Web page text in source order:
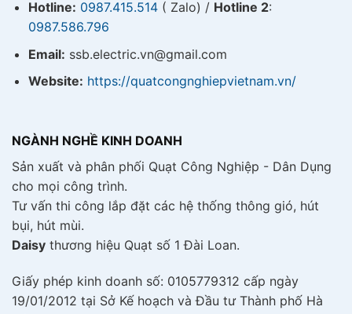
Hotline: 0987.415.514( Zalo) / Hotline 2:
0987.586.796
Email: ssb.electric.vn@gmail.com
Website: https://quatcongnghiepvietnam.vn/
NGÀNH NGHỀ KINH DOANH
Sản xuất và phân phối Quạt Công Nghiệp - Dân Dụng
cho mọi công trình.
Tư vấn thi công lắp đặt các hệ thống thông gió, hút
bụi, hút mùi.
Daisy thương hiệu Quạt số 1 Đài Loan.
Giấy phép kinh doanh số: 0105779312 cấp ngày
19/01/2012 tại Sở Kế hoạch và Đầu tư Thành phố Hà